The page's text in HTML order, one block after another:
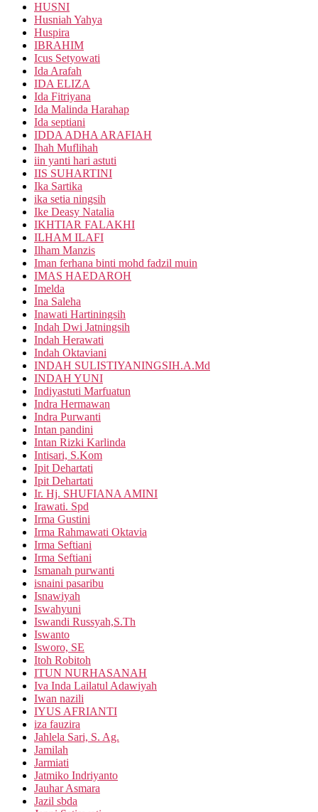
HUSNI
Husniah Yahya
Huspira
IBRAHIM
Icus Setyowati
Ida Arafah
IDA ELIZA
Ida Fitriyana
Ida Malinda Harahap
Ida septiani
IDDA ADHA ARAFIAH
Ihah Muflihah
iin yanti hari astuti
IIS SUHARTINI
Ika Sartika
ika setia ningsih
Ike Deasy Natalia
IKHTIAR FALAKHI
ILHAM ILAFI
Ilham Manzis
Iman ferhana binti mohd fadzil muin
IMAS HAEDAROH
Imelda
Ina Saleha
Inawati Hartiningsih
Indah Dwi Jatningsih
Indah Herawati
Indah Oktaviani
INDAH SULISTIYANINGSIH.A.Md
INDAH YUNI
Indiyastuti Marfuatun
Indra Hermawan
Indra Purwanti
Intan pandini
Intan Rizki Karlinda
Intisari, S.Kom
Ipit Dehartati
Ipit Dehartati
Ir. Hj. SHUFIANA AMINI
Irawati. Spd
Irma Gustini
Irma Rahmawati Oktavia
Irma Seftiani
Irma Seftiani
Ismanah purwanti
isnaini pasaribu
Isnawiyah
Iswahyuni
Iswandi Russyah,S.Th
Iswanto
Isworo, SE
Itoh Robitoh
ITUN NURHASANAH
Iva Inda Lailatul Adawiyah
Iwan nazili
IYUS AFRIANTI
iza fauzira
Jahlela Sari, S. Ag.
Jamilah
Jarmiati
Jatmiko Indriyanto
Jauhar Asmara
Jazil sbda